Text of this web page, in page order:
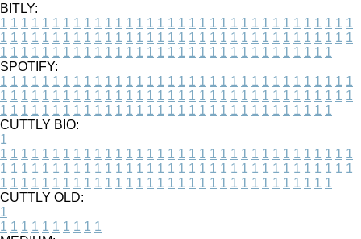
BITLY:
1 1 1 1 1 1 1 1 1 1 1 1 1 1 1 1 1 1 1 1 1 1 1 1 1 1 1 1 1 1 1 1 1 1
1 1 1 1 1 1 1 1 1 1 1 1 1 1 1 1 1 1 1 1 1 1 1 1 1 1 1 1 1 1 1 1 1 1
1 1 1 1 1 1 1 1 1 1 1 1 1 1 1 1 1 1 1 1 1 1 1 1 1 1 1 1 1 1 1 1
SPOTIFY:
1 1 1 1 1 1 1 1 1 1 1 1 1 1 1 1 1 1 1 1 1 1 1 1 1 1 1 1 1 1 1 1 1 1
1 1 1 1 1 1 1 1 1 1 1 1 1 1 1 1 1 1 1 1 1 1 1 1 1 1 1 1 1 1 1 1 1 1
1 1 1 1 1 1 1 1 1 1 1 1 1 1 1 1 1 1 1 1 1 1 1 1 1 1 1 1 1 1 1 1
CUTTLY BIO:
1
1 1 1 1 1 1 1 1 1 1 1 1 1 1 1 1 1 1 1 1 1 1 1 1 1 1 1 1 1 1 1 1 1 1
1 1 1 1 1 1 1 1 1 1 1 1 1 1 1 1 1 1 1 1 1 1 1 1 1 1 1 1 1 1 1 1 1 1
1 1 1 1 1 1 1 1 1 1 1 1 1 1 1 1 1 1 1 1 1 1 1 1 1 1 1 1 1 1 1 1
CUTTLY OLD:
1
1 1 1 1 1 1 1 1 1 1